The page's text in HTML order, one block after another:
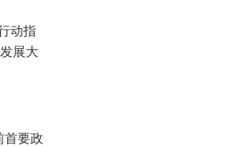
动指
展大
首要政